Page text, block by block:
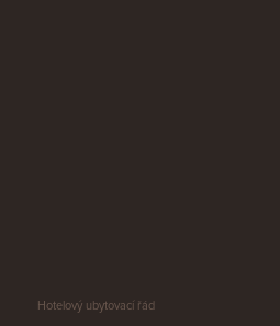
Hotelový ubytovací řád